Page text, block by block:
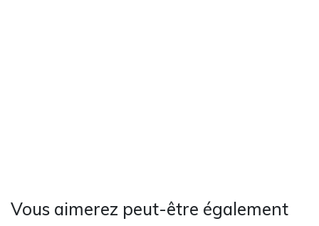
Vous aimerez peut-être également